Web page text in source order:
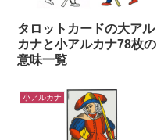
タロットカードの大アル
カナと小アルカナ78枚の
意味一覧
小アルカナ